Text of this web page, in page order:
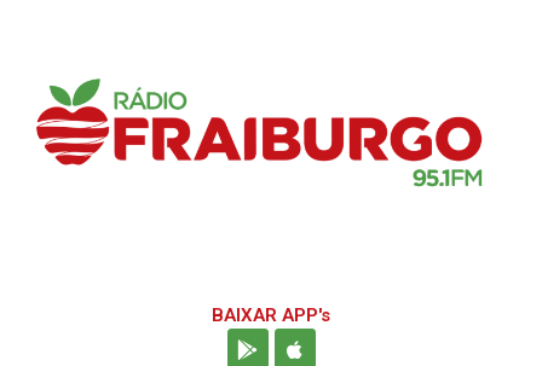
BAIXAR APP's